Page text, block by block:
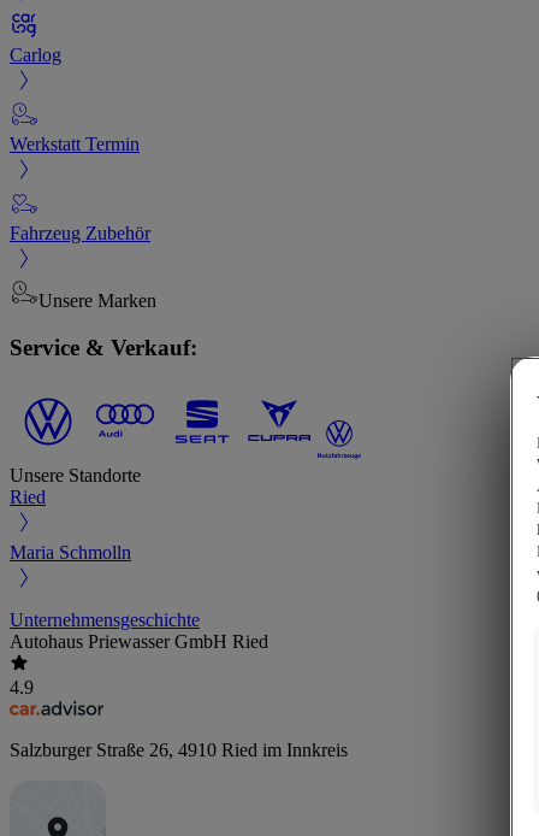
Carlog
Werkstatt Termin
Fahrzeug Zubehör
Unsere Marken
Service & Verkauf:
Unsere Standorte
Ried
Maria Schmolln
Unternehmensgeschichte
Autohaus Priewasser GmbH Ried
4.9
Salzburger Straße 26, 4910 Ried im Innkreis